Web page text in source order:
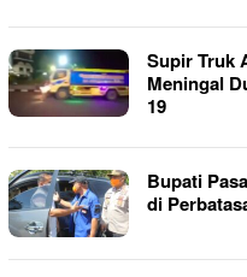
Supir Truk
Meningal
19
Bupati
di